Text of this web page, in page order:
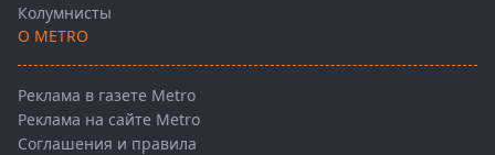
Колумнисты
О METRO
Реклама в газете Metro
Реклама на сайте Metro
Соглашения и правила